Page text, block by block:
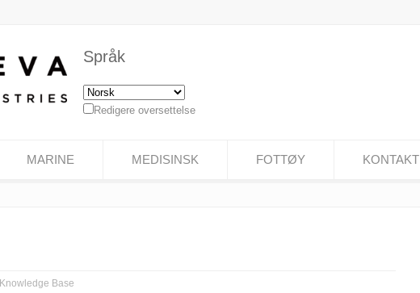
Språk
Redigere oversettelse
MARINE MEDISINSK FOTTØY KONTAKT
Knowledge Base